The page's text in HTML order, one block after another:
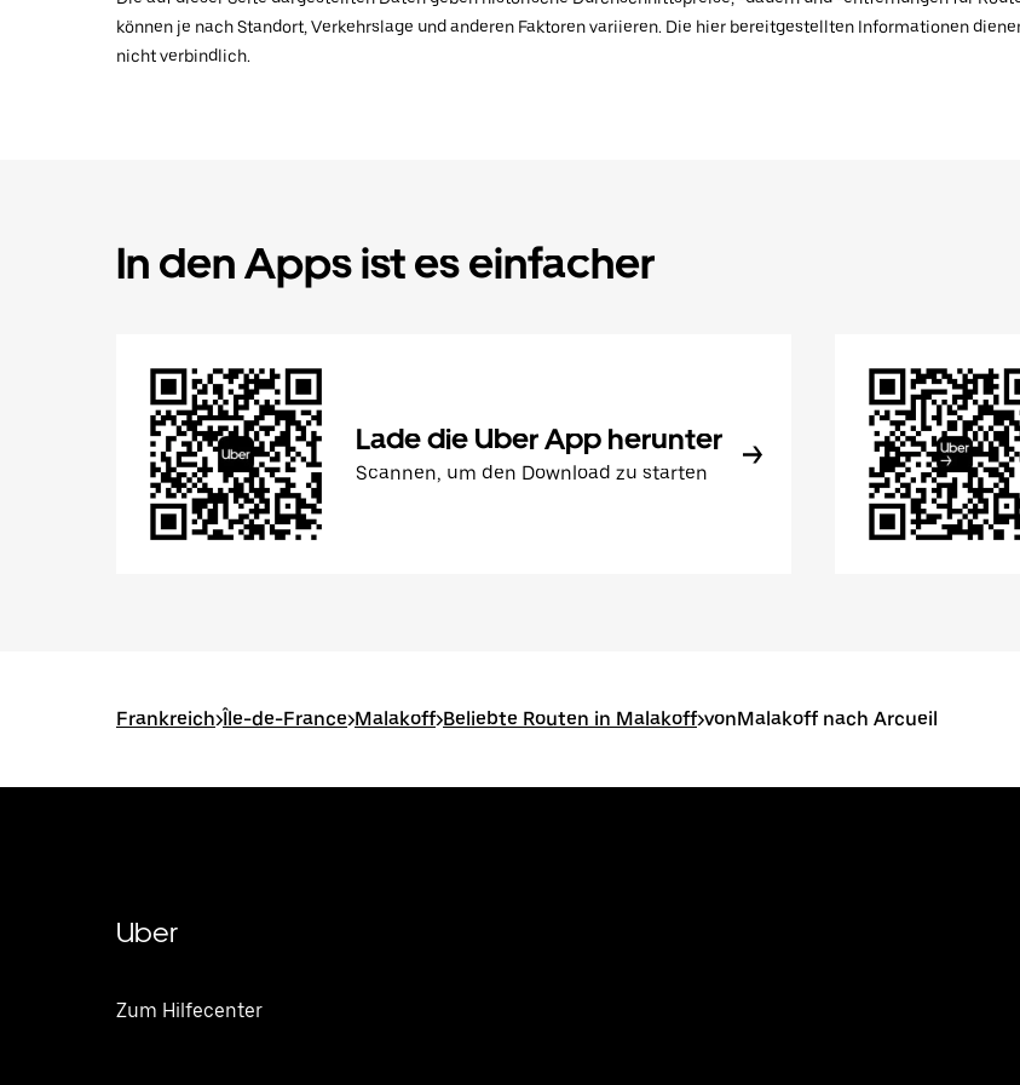
können je nach Standort, Verkehrslage und anderen Faktoren variieren. Die hier bereitgestellten Informationen
nicht verbindlich.
In den Apps ist es einfacher
Lade die Uber App herunter
Scannen, um den Download zu starten
Frankreich>Île-de-France>Malakoff>Beliebte Routen in Malakoff>vonMalakoff nach Arcueil
Uber
Zum Hilfecenter